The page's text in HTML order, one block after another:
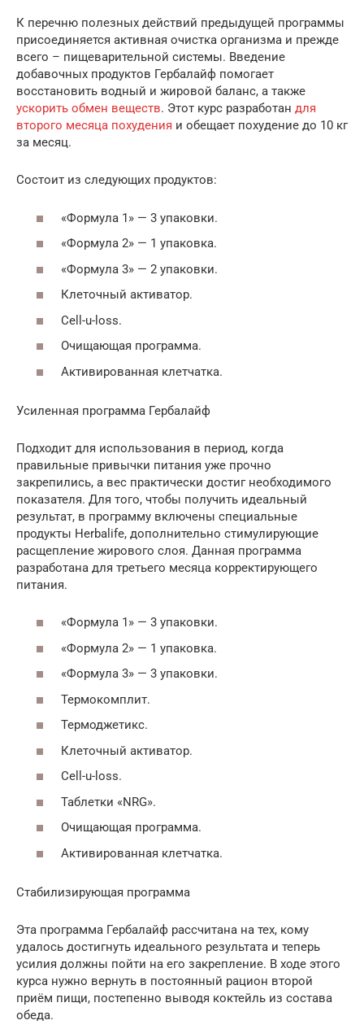
К перечню полезных действий предыдущей программы
присоединяется активная очистка организма и прежде
всего – пищеварительной системы. Введение
добавочных продуктов Гербалайф помогает
восстановить водный и жировой баланс, а также
ускорить обмен веществ. Этот курс разработан для
второго месяца похудения и обещает похудение до 10 кг
за месяц.
Состоит из следующих продуктов:
«Формула 1» — 3 упаковки.
«Формула 2» — 1 упаковка.
«Формула 3» — 2 упаковки.
Клеточный активатор.
Cell-u-loss.
Очищающая программа.
Активированная клетчатка.
Усиленная программа Гербалайф
Подходит для использования в период, когда
правильные привычки питания уже прочно
закрепились, а вес практически достиг необходимого
показателя. Для того, чтобы получить идеальный
результат, в программу включены специальные
продукты Herbalife, дополнительно стимулирующие
расщепление жирового слоя. Данная программа
разработана для третьего месяца корректирующего
питания.
«Формула 1» — 3 упаковки.
«Формула 2» — 1 упаковка.
«Формула 3» — 3 упаковки.
Термокомплит.
Термоджетикс.
Клеточный активатор.
Cell-u-loss.
Таблетки «NRG».
Очищающая программа.
Активированная клетчатка.
Стабилизирующая программа
Эта программа Гербалайф рассчитана на тех, кому
удалось достигнуть идеального результата и теперь
усилия должны пойти на его закрепление. В ходе этого
курса нужно вернуть в постоянный рацион второй
приём пищи, постепенно выводя коктейль из состава
обеда.